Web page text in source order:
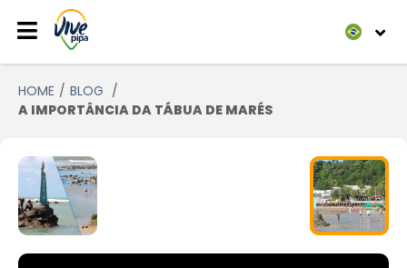
HOME
BLOG
A IMPORTÂNCIA DA TÁBUA DE MARÉS